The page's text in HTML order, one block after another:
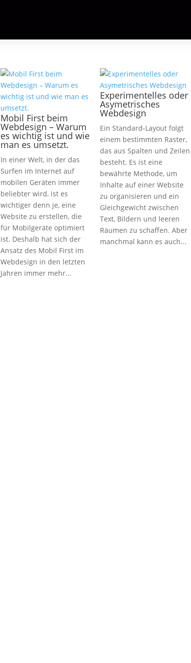
Mobil First beim
Webdesign – Warum
es wichtig ist und wie
man es umsetzt.
In einer Welt, in der das
Surfen im Internet auf
mobilen Geräten immer
beliebter wird, ist es
wichtiger denn je, eine
Website zu erstellen, die
für Mobilgeräte optimiert
ist. Deshalb hat sich der
Ansatz des Mobil First im
Webdesign in den letzten
Jahren immer mehr...
Experimentelles oder
Asymetrisches
Webdesign
Ein Standard-Layout folgt
einem bestimmten Raster,
das aus Spalten und Zeilen
besteht. Es ist eine
bewährte Methode, um
Inhalte auf einer Website
zu organisieren und ein
Gleichgewicht zwischen
Text, Bildern und leeren
Räumen zu schaffen. Aber
manchmal kann es auch...